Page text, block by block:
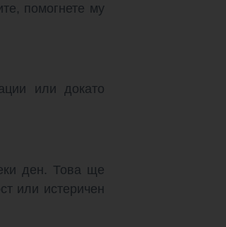
помогнете му
или докато
ден. Това ще
или истеричен